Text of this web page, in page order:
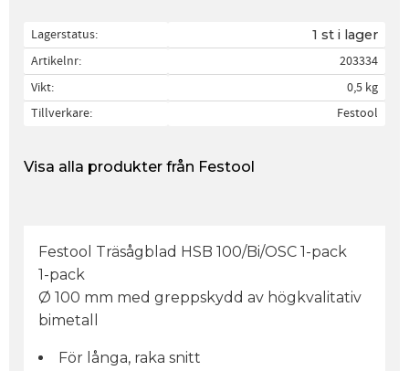
Lagerstatus 1 st i lager
Artikelnr
203334
Vikt
0,5 kg
Tillverkare
Festool
Visa alla produkter från Festool
Festool Träsågblad HSB 100/Bi/OSC 1-pack
1-pack
Ø 100 mm med greppskydd av högkvalitativ
bimetall
För långa, raka snitt